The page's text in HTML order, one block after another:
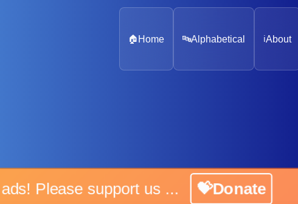
🏠 Home 🔤Alphabetical ℹ️About
Please support us ... 💝Donate